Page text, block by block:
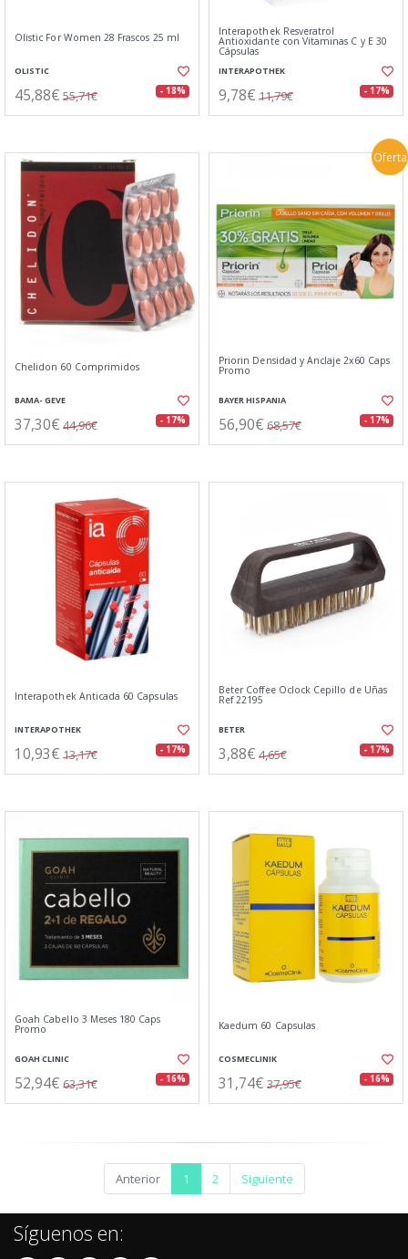
Olistic For Women 28 Frascos 25 ml
OLISTIC
45,88€ 55,71€ - 18%
Interapothek Resveratrol
Antioxidante con Vitaminas C y E 30
Cápsulas
INTERAPOTHEK
9,78€ 11,79€ - 17%
Chelidon 60 Comprimidos
BAMA- GEVE
37,30€ 44,96€ - 17%
Oferta
Priorin Densidad y Anclaje 2x60 Caps
Promo
BAYER HISPANIA
56,90€ 68,57€ - 17%
Interapothek Anticada 60 Capsulas
INTERAPOTHEK
10,93€ 13,17€ - 17%
Beter Coffee Oclock Cepillo de Uñas
Ref 22195
BETER
3,88€ 4,65€ - 17%
Goah Cabello 3 Meses 180 Caps
Promo
GOAH CLINIC
52,94€ 63,31€ - 16%
Kaedum 60 Capsulas
COSMECLINIK
31,74€ 37,95€ - 16%
Anterior 1 2 Siguiente
Síguenos en: